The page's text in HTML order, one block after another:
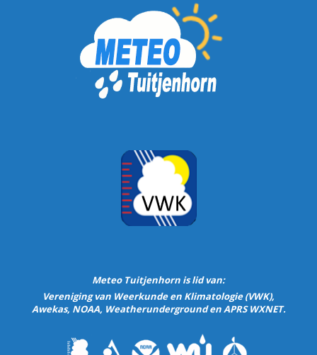
Meteo Tuitjenhorn is lid van:
Vereniging van Weerkunde en Klimatologie(VWK),
Awekas, NOAA, WeatherundergroundenAPRS WXNET.